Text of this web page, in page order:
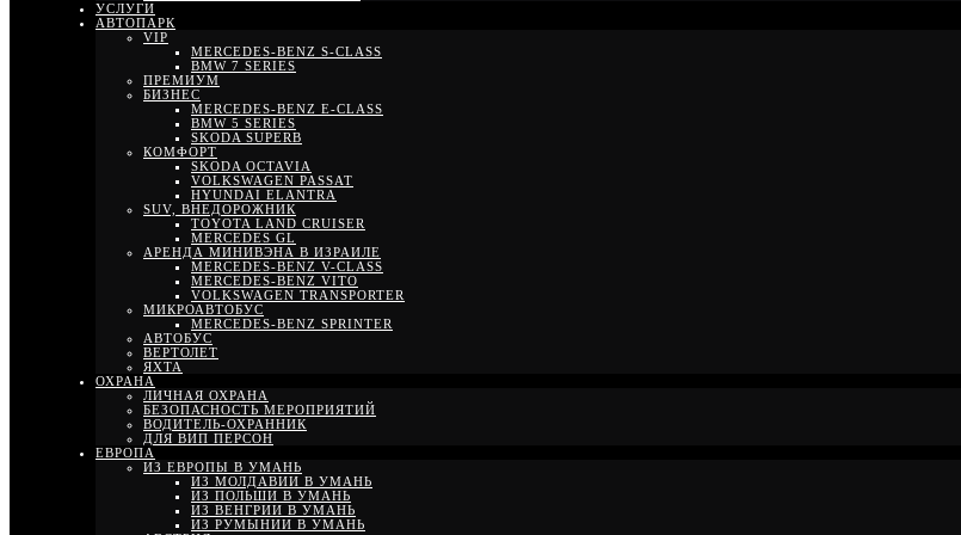
УСЛУГИ
АВТОПАРК
VIP
MERCEDES-BENZ S-CLASS
BMW 7 SERIES
ПРЕМИУМ
БИЗНЕС
MERCEDES-BENZ E-CLASS
BMW 5 SERIES
SKODA SUPERB
КОМФОРТ
SKODA OCTAVIA
VOLKSWAGEN PASSAT
HYUNDAI ELANTRA
SUV, ВНЕДОРОЖНИК
TOYOTA LAND CRUISER
MERCEDES GL
АРЕНДА МИНИВЭНА В ИЗРАИЛЕ
MERCEDES-BENZ V-CLASS
MERCEDES-BENZ VITO
VOLKSWAGEN TRANSPORTER
МИКРОАВТОБУС
MERCEDES-BENZ SPRINTER
АВТОБУС
ВЕРТОЛЕТ
ЯХТА
ОХРАНА
ЛИЧНАЯ ОХРАНА
БЕЗОПАСНОСТЬ МЕРОПРИЯТИЙ
ВОДИТЕЛЬ-ОХРАННИК
ДЛЯ ВИП ПЕРСОН
ЕВРОПА
ИЗ ЕВРОПЫ В УМАНЬ
ИЗ МОЛДАВИИ В УМАНЬ
ИЗ ПОЛЬШИ В УМАНЬ
ИЗ ВЕНГРИИ В УМАНЬ
ИЗ РУМЫНИИ В УМАНЬ